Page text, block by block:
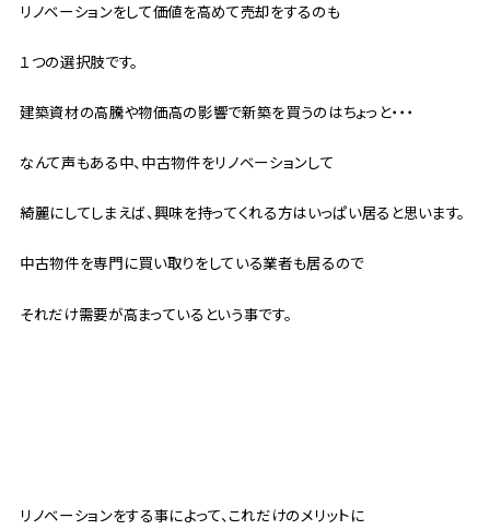
リノベーションをして価値を高めて売却をするのも
１つの選択肢です。
建築資材の高騰や物価高の影響で新築を買うのはちょっと・・・
なんて声もある中、中古物件をリノベーションして
綺麗にしてしまえば、興味を持ってくれる方はいっぱい居ると思います。
中古物件を専門に買い取りをしている業者も居るので
それだけ需要が高まっているという事です。
リノベーションをする事によって、これだけのメリットに